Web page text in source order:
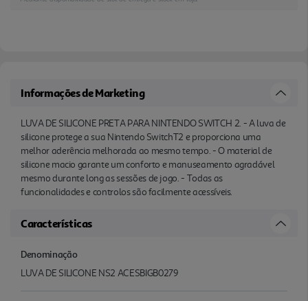
Informações de Marketing
LUVA DE SILICONE PRETA PARA NINTENDO SWITCH 2. - A luva de
silicone protege a sua Nintendo SwitchT2 e proporciona uma
melhor aderência melhorada ao mesmo tempo. - O material de
silicone macio garante um conforto e manuseamento agradável
mesmo durante long as sessões de jogo. - Todas as
funcionalidades e controlos são facilmente acessíveis.
Características
Denominação
LUVA DE SILICONE NS2 ACESBIGB0279